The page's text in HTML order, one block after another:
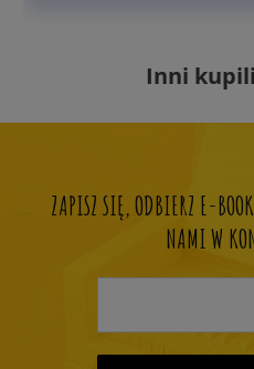
Inni
ZAPISZ SIĘ, ODBIERZ E-
NAMI W